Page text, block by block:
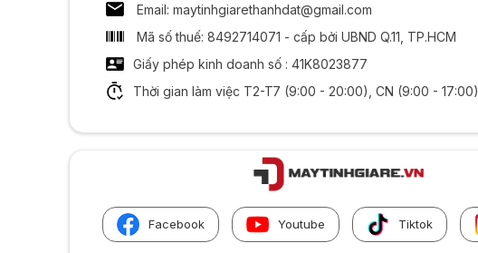
Email: maytinhgiarethanhdat@gmail.com
Mã số thuế: 8492714071 - cấp bởi UBND Q.11, TP.HCM
Giấy phép kinh doanh số : 41K8023877
Thời gian làm việc T2-T7 (9:00 - 20:00), CN (9:00 - 17:00)
Facebook Youtube Tiktok